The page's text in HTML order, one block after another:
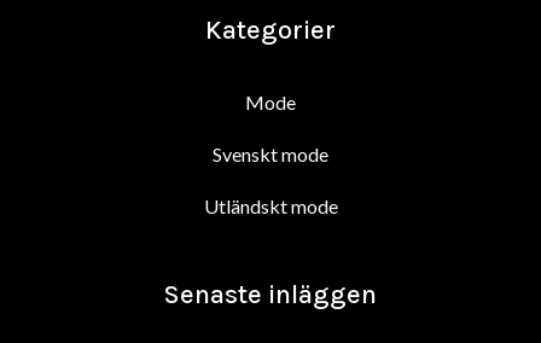
Kategorier
Mode
Svenskt mode
Utländskt mode
Senaste inläggen